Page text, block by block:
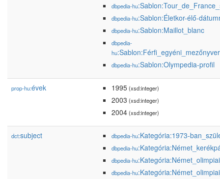
dbpedia-hu
dbpedia-hu:Sablon:Életkor-élő-
dbpedia-hu:Sablon:Maillot_blanc
dbpedia-
hu
dbpedia-hu:Sablon:Olympedia-profil
prop-hu:évek 1995(xsd:integer)
2003 (xsd:integer)
2004(xsd:integer)
dct:subject dbpedia-hu:Kategória:1973-
dbpedia-hu
dbpedia-hu
dbpedia-hu